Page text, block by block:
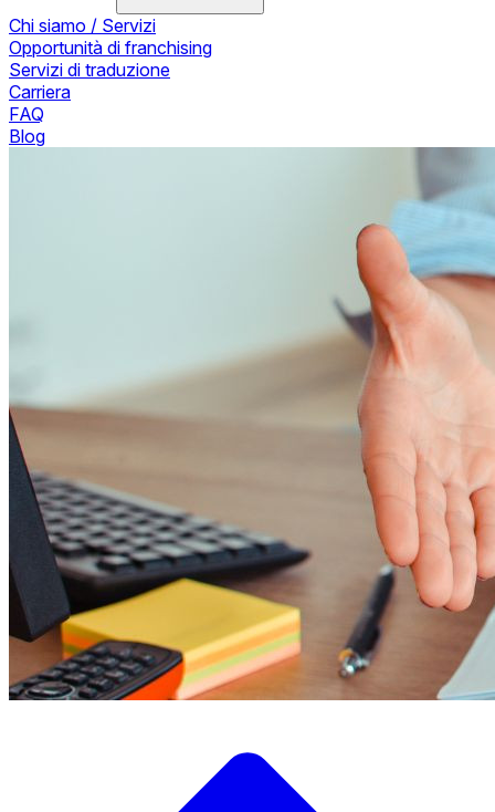
Chi siamo / Servizi
Opportunità di franchising
Servizi di traduzione
Carriera
FAQ
Blog